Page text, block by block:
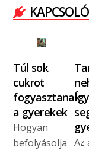
Túl sok
cukrot
fogyasztanak
a gyerekek
Hogyan
befolyásolja
Így
Az